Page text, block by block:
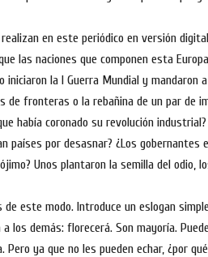
en este periódico en versión
las naciones que componen esta
iniciaron la I Guerra Mundial y
de fronteras o la rebañina de un par de
había coronado su revolución
países por desasnar? ¿Los
Unos plantaron la semilla del odio,
de este modo. Introduce un eslogan
los demás: florecerá. Son mayoría.
Pero ya que no les pueden echar, ¿por